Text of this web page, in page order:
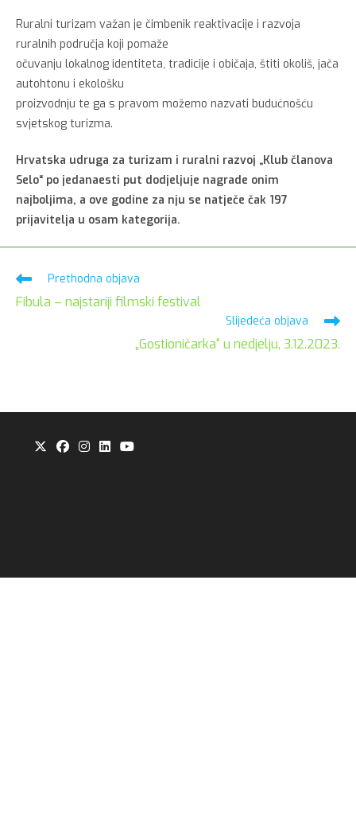
Ruralni turizam važan je čimbenik reaktivacije i razvoja
ruralnih područja koji pomaže
očuvanju lokalnog identiteta, tradicije i običaja, štiti okoliš, jača
autohtonu i ekološku
proizvodnju te ga s pravom možemo nazvati budućnošću
svjetskog turizma.
Hrvatska udruga za turizam i ruralni razvoj „Klub članova
Selo“ po jedanaesti put dodjeljuje nagrade onim
najboljima, a ove godine za nju se natječe čak 197
prijavitelja u osam kategorija.
Pročitaj
više
članaka
Prethodna objava
Fibula – najstariji filmski festival
Slijedeća objava
„Gostioničarka“ u nedjelju, 3.12.2023.